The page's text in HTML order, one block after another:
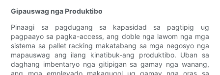
Gipauswag nga Produktibo
Pinaagi sa pagdugang sa kapasidad sa pagtipig ug
pagpaayo sa pagka-access, ang doble nga lawom nga mga
sistema sa pallet racking makatabang sa mga negosyo nga
mapauswag ang ilang kinatibuk-ang produktibo. Uban sa
daghang imbentaryo nga gitipigan sa gamay nga wanang,